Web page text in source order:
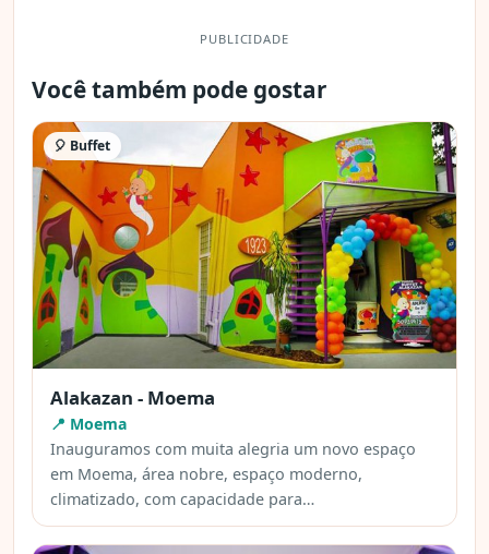
PUBLICIDADE
Você também pode gostar
🎈 Buffet
Alakazan - Moema
📍 Moema
Inauguramos com muita alegria um novo espaço
em Moema, área nobre, espaço moderno,
climatizado, com capacidade para…